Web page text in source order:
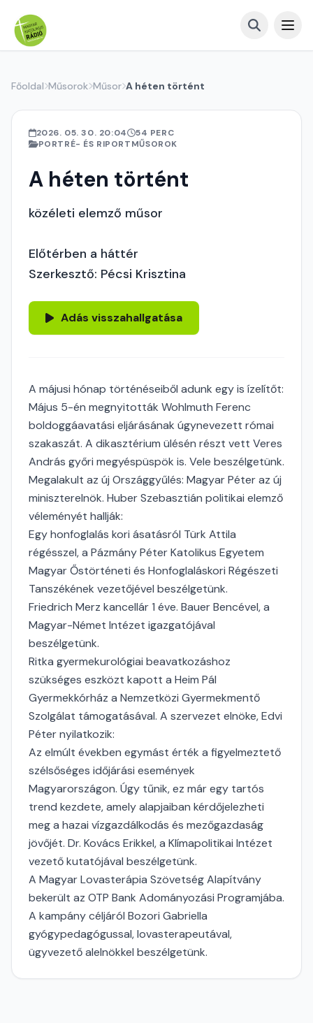
Főoldal Műsorok Műsor A héten történt
2026. 05. 30. 20:04
54 PERC
PORTRÉ- ÉS RIPORTMŰSOROK
A héten történt
közéleti elemző műsor
Előtérben a háttér
Szerkesztő: Pécsi Krisztina
Adás visszahallgatása
A májusi hónap történéseiből adunk egy is ízelítőt:
Május 5-én megnyitották Wohlmuth Ferenc
boldoggáavatási eljárásának úgynevezett római
szakaszát. A dikasztérium ülésén részt vett Veres
András győri megyéspüspök is. Vele beszélgetünk.
Megalakult az új Országgyűlés: Magyar Péter az új
miniszterelnök. Huber Szebasztián politikai elemző
véleményét hallják:
Egy honfoglalás kori ásatásról Türk Attila
régésszel, a Pázmány Péter Katolikus Egyetem
Magyar Őstörténeti és Honfoglaláskori Régészeti
Tanszékének vezetőjével beszélgetünk.
Friedrich Merz kancellár 1 éve. Bauer Bencével, a
Magyar-Német Intézet igazgatójával
beszélgetünk.
Ritka gyermekurológiai beavatkozáshoz
szükséges eszközt kapott a Heim Pál
Gyermekkórház a Nemzetközi Gyermekmentő
Szolgálat támogatásával. A szervezet elnöke, Edvi
Péter nyilatkozik:
Az elmúlt években egymást érték a figyelmeztető
szélsőséges időjárási események
Magyarországon. Úgy tűnik, ez már egy tartós
trend kezdete, amely alapjaiban kérdőjelezheti
meg a hazai vízgazdálkodás és mezőgazdaság
jövőjét. Dr. Kovács Erikkel, a Klímapolitikai Intézet
vezető kutatójával beszélgetünk.
A Magyar Lovasterápia Szövetség Alapítvány
bekerült az OTP Bank Adományozási Programjába.
A kampány céljáról Bozori Gabriella
gyógypedagógussal, lovasterapeutával,
ügyvezető alelnökkel beszélgetünk.